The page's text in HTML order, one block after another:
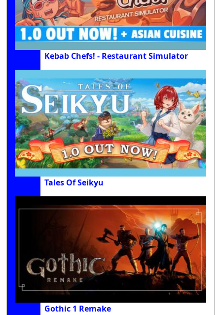
Kebab Chefs! - Restaurant Simulator
Tales Of Seikyu
Gothic 1 Remake